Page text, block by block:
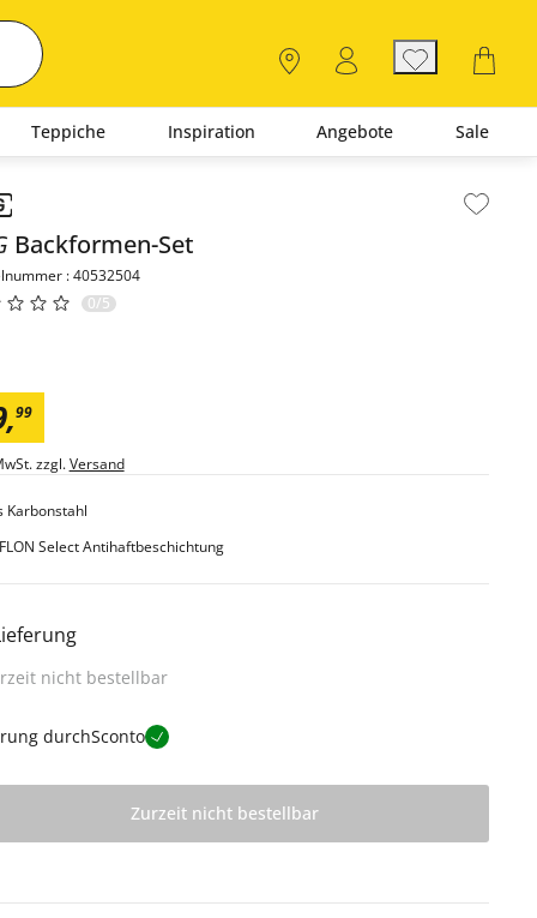
Teppiche Inspiration Angebote Sale
der Seitenleiste überspringen - Zum Seitenende
Backformen-Set
: 40532504
0/5
,99
zzgl.Versand
Karbonstahl
Select Antihaftbeschichtung
nicht bestellbar
durchSconto
Zurzeit nicht bestellbar